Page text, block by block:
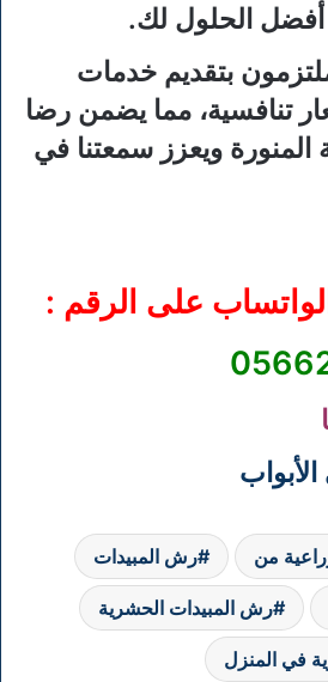
أفضل الحلول لك.
بتقديم خدمات
تنافسية، مما يضمن رضا
المنورة ويعزز سمعتنا في
على الرقم :
من رش المبيدات
رش المبيدات الحشرية
في المنزل